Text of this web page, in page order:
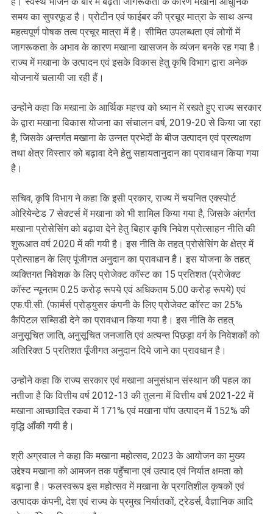
समय का सुपरफूड है। प्रोटीन एवं फाईबर की प्रचूर मात्रा के साथ अन्य
महत्वपूर्ण पोषक तत्व प्रचूर मात्रा में है। सीमित उपलब्धता एवं लोगों में
जागरूकता के अभाव के कारण मखाना खासजन के व्यंजन बनके रह गया है।
राज्य में मखाना के उत्पादन एवं इसके विकास हेतु कृषि विभाग द्वारा अनेक
योजनायें चलायी जा रही हैं।
उन्होंने कहा कि मखाना के आर्थिक महत्त्व को ध्यान में रखते हुए राज्य सरकार
के द्वारा मखाना विकास योजना का संचालन वर्ष, 2019-20 से किया जा रहा
है, जिसके अन्तर्गत मखाना के उन्नत प्रभेदों के बीज उत्पादन एवं प्रत्यक्षण
तथा क्षेत्र विस्तार को बढ़ावा देने हेतु सहायतानुदान का प्रावधान किया गया
है।
सचिव, कृषि विभाग ने कहा कि इसी प्रकार, राज्य में चयनित एक्स्पोर्ट
ओरियेन्टेड 7 सेक्टर्स में मखाना को भी शामिल किया गया है, जिसके अंतर्गत
मखाना प्रोसेसिंग को बढ़ावा देने हेतु बिहार कृषि निवेश प्रोत्साहन नीति की
शुरूआत वर्ष 2020 में की गयी है। इस नीति के तहत् प्रोसेसिंग के क्षेत्र में
प्रोत्साहन के लिए पूंजीगत अनुदान का प्रावधान है। इस योजना के तहत्
व्यक्तिगत निवेशक के लिए प्रोजेक्ट कॉस्ट का 15 प्रतिशत (प्रोजेक्ट
कॉस्ट न्यूनतम 0.25 करोड़ रूपये एवं अधिकतम 5.00 करोड़ रूपये) एवं
एफ.पी.सी. (फार्मर्स प्रोड्युसर कंपनी के लिए प्रोजेक्ट कॉस्ट का 25%
कैपिटल सब्सिडी देने का प्रावधान किया गया है। इस नीति के तहत्
अनुसूचित जाति, अनुसूचित जनजाति एवं अत्यन्त पिछड़ा वर्ग के निवेशकों को
अतिरिक्त 5 प्रतिशत पूँजीगत अनुदान दिये जाने का प्रावधान है।
उन्होंने कहा कि राज्य सरकार एवं मखाना अनुसंधान संस्थान की पहल का
नतीजा है कि वित्तीय वर्ष 2012-13 की तुलना में वित्तीय वर्ष 2021-22 में
मखाना आच्छादित रकवा में 171% एवं मखाना पॉप उत्पादन में 152% की
वृद्धि आँकी गयी है।
श्री अग्रवाल ने कहा कि मखाना महोत्सव, 2023 के आयोजन का मुख्य
उद्देश्य मखाना को आमजन तक पहुँचाना एवं उत्पाद एवं निर्यात क्षमता को
बढ़ाना है। फलस्वरूप इस महोत्सव में मखाना के प्रगतिशील कृषकों एवं
उत्पादक कंपनी, देश एवं राज्य के प्रमुख निर्यातकों, ट्रेडर्स, वैज्ञानिक आदि